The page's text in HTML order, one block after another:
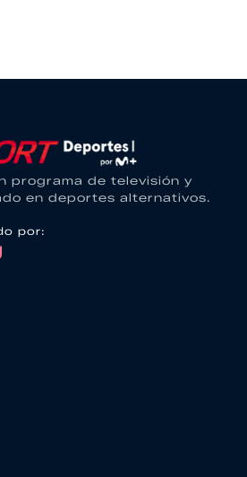
programa de televisión y
en deportes alternativos.
por: